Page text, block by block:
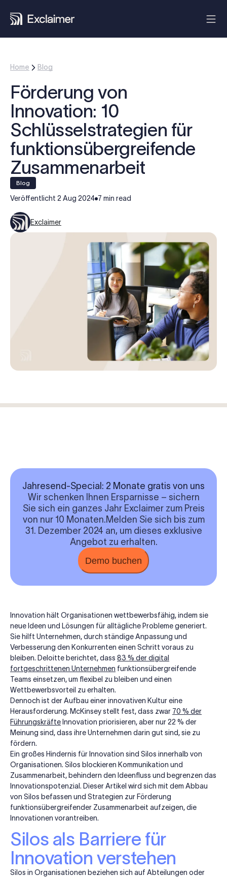
Home Blog
Förderung von
Innovation: 10
Schlüsselstrategien für
funktionsübergreifende
Zusammenarbeit
blog
Veröffentlicht 2 Aug 2024 7 min read
Exclaimer
Jahresend-Special: 2 Monate gratis von uns
Wir schenken Ihnen Ersparnisse – sichern
Sie sich ein ganzes Jahr Exclaimer zum Preis
von nur 10 Monaten.Melden Sie sich bis zum
31. Dezember 2024 an, um dieses exklusive
Angebot zu erhalten.
Demo buchen
Innovation hält Organisationen wettbewerbsfähig, indem sie
neue Ideen und Lösungen für alltägliche Probleme generiert.
Sie hilft Unternehmen, durch ständige Anpassung und
Verbesserung den Konkurrenten einen Schritt voraus zu
bleiben. Deloitte berichtet, dass 83 % der digital
fortgeschrittenen Unternehmen funktionsübergreifende
Teams einsetzen, um flexibel zu bleiben und einen
Wettbewerbsvorteil zu erhalten.
Dennoch ist der Aufbau einer innovativen Kultur eine
Herausforderung. McKinsey stellt fest, dass zwar 70 % der
Führungskräfte Innovation priorisieren, aber nur 22 % der
Meinung sind, dass ihre Unternehmen darin gut sind, sie zu
fördern.
Ein großes Hindernis für Innovation sind Silos innerhalb von
Organisationen. Silos blockieren Kommunikation und
Zusammenarbeit, behindern den Ideenfluss und begrenzen das
Innovationspotenzial. Dieser Artikel wird sich mit dem Abbau
von Silos befassen und Strategien zur Förderung
funktionsübergreifender Zusammenarbeit aufzeigen, die
Innovationen vorantreiben.
Silos als Barriere für
Innovation verstehen
Silos in Organisationen beziehen sich auf Abteilungen oder